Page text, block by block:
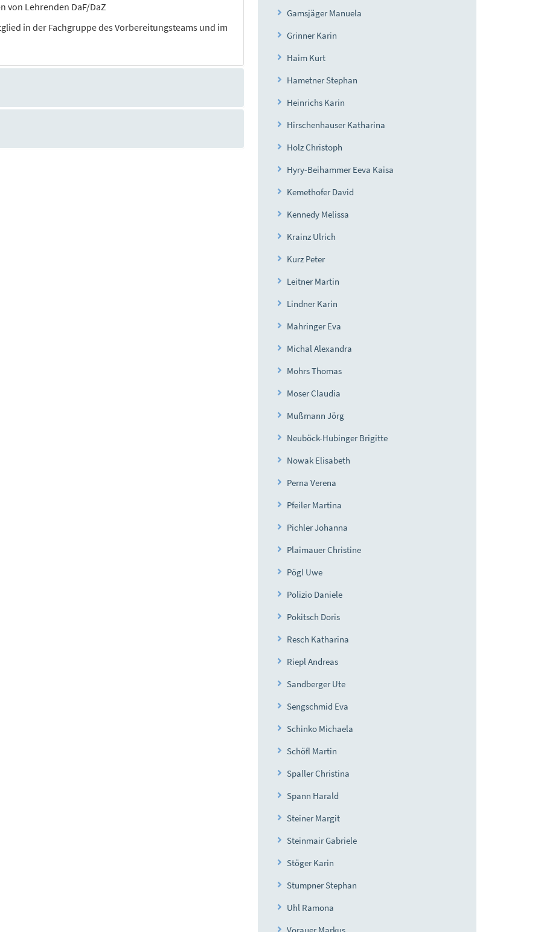
von Lehrenden DaF/DaZ
in der Fachgruppe des Vorbereitungsteams und im
Gamsjäger Manuela
Grinner Karin
Haim Kurt
Hametner Stephan
Heinrichs Karin
Hirschenhauser Katharina
Holz Christoph
Hyry-Beihammer Eeva Kaisa
Kemethofer David
Kennedy Melissa
Krainz Ulrich
Kurz Peter
Leitner Martin
Lindner Karin
Mahringer Eva
Michal Alexandra
Mohrs Thomas
Moser Claudia
Mußmann Jörg
Neuböck-Hubinger Brigitte
Nowak Elisabeth
Perna Verena
Pfeiler Martina
Pichler Johanna
Plaimauer Christine
Pögl Uwe
Polizio Daniele
Pokitsch Doris
Resch Katharina
Riepl Andreas
Sandberger Ute
Sengschmid Eva
Schinko Michaela
Schöfl Martin
Spaller Christina
Spann Harald
Steiner Margit
Steinmair Gabriele
Stöger Karin
Stumpner Stephan
Uhl Ramona